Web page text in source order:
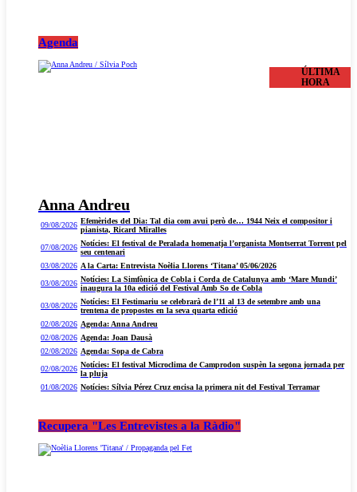
Agenda
Anna Andreu
ÚLTIMA
HORA
09/08/2026 Efemèrides del Dia: Tal dia com avui però de… 1944 Neix el compositor i
pianista, Ricard Miralles
07/08/2026 Notícies: El festival de Peralada homenatja l’organista Montserrat Torrent pel
seu centenari
03/08/2026 A la Carta: Entrevista Noèlia Llorens ‘Titana’ 05/06/2026
03/08/2026 Notícies: La Simfònica de Cobla i Corda de Catalunya amb ‘Mare Mundi’
inaugura la 10a edició del Festival Amb So de Cobla
03/08/2026 Notícies: El Festimariu se celebrarà de l’11 al 13 de setembre amb una
trentena de propostes en la seva quarta edició
02/08/2026 Agenda: Anna Andreu
02/08/2026 Agenda: Joan Dausà
02/08/2026 Agenda: Sopa de Cabra
02/08/2026 Notícies: El festival Microclima de Camprodon suspèn la segona jornada per
la pluja
01/08/2026 Notícies: Sílvia Pérez Cruz encisa la primera nit del Festival Terramar
Recupera "Les Entrevistes a la Ràdio"